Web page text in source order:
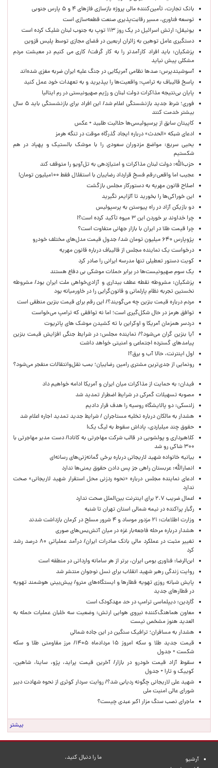
بانک تجارت، تأمین‌کننده مالی پروژه بازسازی فازهای ۴ و ۵ پارس جنوبی
توسعه فناوری، مسیر رقابت‌پذیری صنعت قطعه‌سازی است
یونیفل: ارتش اسرائیل در یک روز ۱۱۳ توپ به جنوب لبنان شلیک کرده است
دستگیری عامل توهین به زائران اربعین در فضای مجازی توسط پلیس قزوین
پزشکیان: باید افراد کارآمدتر را به کار گرفت/ کاری می کنیم در معیشت مردم
مشکلی پیش نیاید
آسوشیتدپرس: صدها نظامی آمریکایی در جنگ علیه ایران ضربه مغزی شده‌اند
پاسخ قالیباف به ترامپ: واقعیت‌ها را بپذیرید و به تعهدات خود عمل کنید
پایان بی‌نتیجه مذاکرات دولت لبنان و رژیم صهیونیستی در رم ایتالیا
فوری؛ شرط جدید بازنشستگی اعلام شد/ این افراد برای بازنشستگی باید ۵ سال
بیشتر خدمت کنند
کاپیتان سابق از پرسپولیسی‌ها حلالیت طلبید + عکس
ادعای شبکه «الحدث» درباره ایجاد گذرگاه موقت در تنگه هرمز
یحیی سریع: مواضع مزدوران سعودی را با موشک بالستیک و پهپاد در هم
شکستیم
حزب‌الله: دولت لبنان مذاکرات و امتیازدهی به تل‌آویو را متوقف کند
عجیب اما واقعی:رقم فسخ قرارداد رضاییان با استقلال فقط ۱۰۰میلیون تومان!
اصلاح قانون مهریه به دستورکار مجلس بازگشت
این خوراکی‌ها را بخورید تا آلزایمر نگیرید
دو بازیکن آزاد در راه پیوستن به پرسپولیس
چرا خداوند بر خوردن این ۳ میوه تأکید کرده است؟!
چرا قیمت طلا در ایران با بازار جهانی متفاوت است؟
پژوپارس ۶۴۰ میلیون تومان شد/ جدول قیمت مدل‌های مختلف خودرو
درخواست یک نماینده مجلس از قالیباف درباره قانون مهریه
کویت دستور تعطیلی تنها مدرسه ایرانی را صادر کرد
یک‌ سوم صهیونیست‌ها در برابر حملات موشکی بی دفاع هستند
پزشکیان: مشروطه نقطه عطف بیداری و آزادی‌خواهی ملت ایران بود/ مشروطه
نخستین تجربه نظام پارلمانی و قانون‌گرایی را در خاورمیانه بود
مردم درباره قیمت بنزین چه می‌گویند؟/ این رقم برای قیمت بنزین منطقی است
توافق هرمز در حال شکل‌گیری است؛ اما نه توافقی که ترامپ می‌خواست
دردسر همزمان آمریکا و اوکراین با ته کشیدن موشک های پاتریوت
آیا بنزین گران می‌شود؟/ نماینده مجلس: در شرایط جنگی افزایش قیمت بنزین
پیامدهای گسترده اجتماعی و امنیتی خواهد داشت
اول اینترنت، حالا آب و برق؟!
رونمایی از جدی‌ترین مشتری رامین رضاییان؛ بمب نقل‌وانتقالات منفجر می‌شود؟
فیدان: به حمایت از مذاکرات میان ایران و آمریکا ادامه خواهیم داد
مصوبه تسهیلات گمرکی در شرایط اضطرار تمدید شد
زلنسکی: دو پالایشگاه روسیه را هدف قرار دادیم
هشدار به مالکان درباره تخلیه مستاجران / شرایط جدید تمدید اجاره اعلام شد
حقوق چند میلیاردی، پاداش سقوط به لیگ یک!
کلاهبرداری و پولشویی در قالب شرکت مهاجرتی به کانادا/ دست مدیر مهاجرتی با
۳۰۰ شاکی رو شد
بیانیه خانواده شهید لاریجانی درباره برخی گمانه‌زنی‌های رسانه‌ای
انصارالله: عربستان راهی جز پس دادن حقوق یمنی‌ها ندارد
ادعای نماینده مجلس درباره «نحوه ردزنی محل استقرار شهید لاریجانی» صحت
ندارد
اعمال ضریب ۲.۷ برای اینترنت بین‌الملل صحت ندارد
رگبار پراکنده در نیمه شمالی استان تهران تا شنبه
وزارت اطلاعات: ۲۱ مزدور موساد و ۴ شرور مسلح در کرمان بازداشت شدند
هشدار درباره مرحله فاجعه‌بار غزه در میان آتش‌بس‌های صوری
تغییر مثبت در عملکرد مالی بانک صادرات ایران/ درآمد عملیاتی ۸۰ درصد رشد
کرد
ابن‌الرضا: فناوری بومی ایران، برتر از هر سامانه وارداتی در منطقه است
روایت زندگی رهبر شهید انقلاب برای نسل نوجوان منتشر شد
پایش شبانه روزی تهویه قطارها و ایستگاه‌های مترو/ پیش‌بینی هوشمند تهویه
در قطارهای جدید
گاردین: دیپلماسی ترامپ در حد مهدکودک است
معاون هماهنگ‌کننده نیروی هوایی ارتش: وضعیت سه خلبان عملیات حمله به
العدید هنوز مشخص نیست
هشدار به مسافران؛ ترافیک سنگین در این جاده شمالی
قیمت جدید طلا و سکه امروز ۱۵ مردادماه ۱۴۰۵/ مرز مقاومتی طلا و سکه
شکست + جدول
سقوط آزاد قیمت خودرو در بازار/ آخرین قیمت پراید، پژو، ساینا، شاهین،
کوییک و تارا + جدول
شهید علی لاریجانی چگونه ردیابی شد؟/ روایت سردار کوثری از نحوه شهادت دبیر
شورای عالی امنیت ملی
ماجرای نصب سنگ مزار اکبر عبدی چیست؟
بیشتر
آرشیو
ما را دنبال کنید.